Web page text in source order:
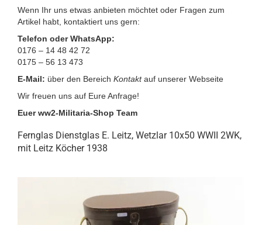
Wenn Ihr uns etwas anbieten möchtet oder Fragen zum
Artikel habt, kontaktiert uns gern:
Telefon oder WhatsApp:
0176 – 14 48 42 72
0175 – 56 13 473
E-Mail: über den Bereich Kontakt auf unserer Webseite
Wir freuen uns auf Eure Anfrage!
Euer ww2-Militaria-Shop Team
Fernglas Dienstglas E. Leitz, Wetzlar 10x50 WWII 2WK,
mit Leitz Köcher 1938